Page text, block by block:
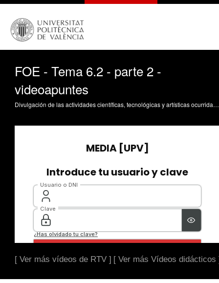
FOE - Tema 6.2 - parte 2 -
videoapuntes
Divulgación de las actividades científicas, tecnológicas y artísticas ocurridas en los tres campus de la UPV
[ Ver más vídeos de RTV ] [ Ver más Vídeos didácticos